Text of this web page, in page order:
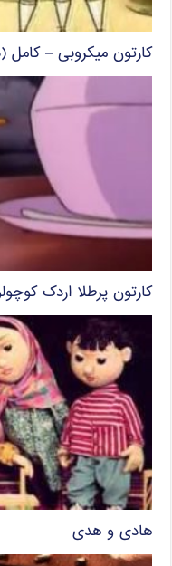
کارتون میکروبی – کامل
کارتون پرطلا اردک
هادی و هدی